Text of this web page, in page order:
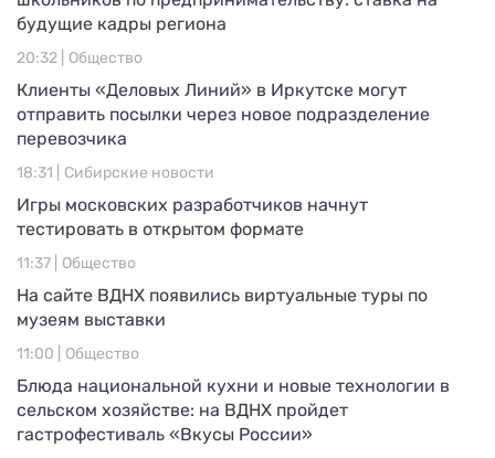
будущие кадры региона
20:32 | Общество
Клиенты «Деловых Линий» в Иркутске могут
отправить посылки через новое подразделение
перевозчика
18:31 | Сибирские новости
Игры московских разработчиков начнут
тестировать в открытом формате
11:37 | Общество
На сайте ВДНХ появились виртуальные туры по
музеям выставки
11:00 | Общество
Блюда национальной кухни и новые технологии в
сельском хозяйстве: на ВДНХ пройдет
гастрофестиваль «Вкусы России»